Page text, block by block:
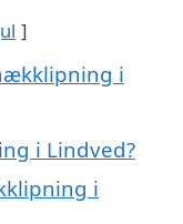
i
i Lindved?
i